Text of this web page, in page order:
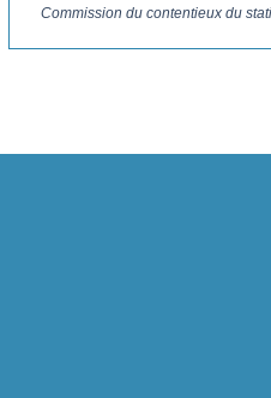
Commission du contentieux du